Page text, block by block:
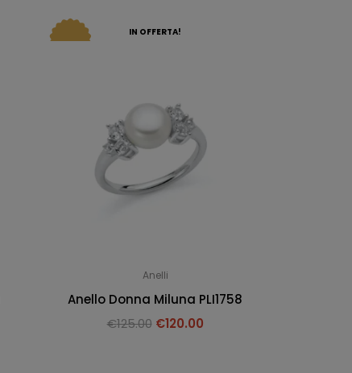
IN OFFERTA!
Anelli
Anello Donna Miluna PLI1758
€125.00 €120.00